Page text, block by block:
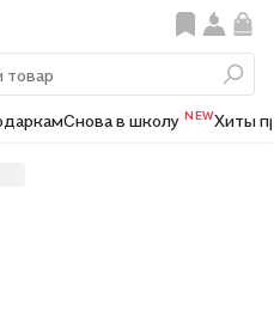
Снова в школу NEWХиты